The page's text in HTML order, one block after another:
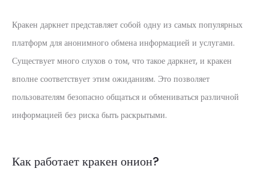
Кракен даркнет представляет собой одну из самых популярных
платформ для анонимного обмена информацией и услугами.
Существует много слухов о том, что такое даркнет, и кракен
вполне соответствует этим ожиданиям. Это позволяет
пользователям безопасно общаться и обмениваться различной
информацией без риска быть раскрытыми.
Как работает кракен онион?